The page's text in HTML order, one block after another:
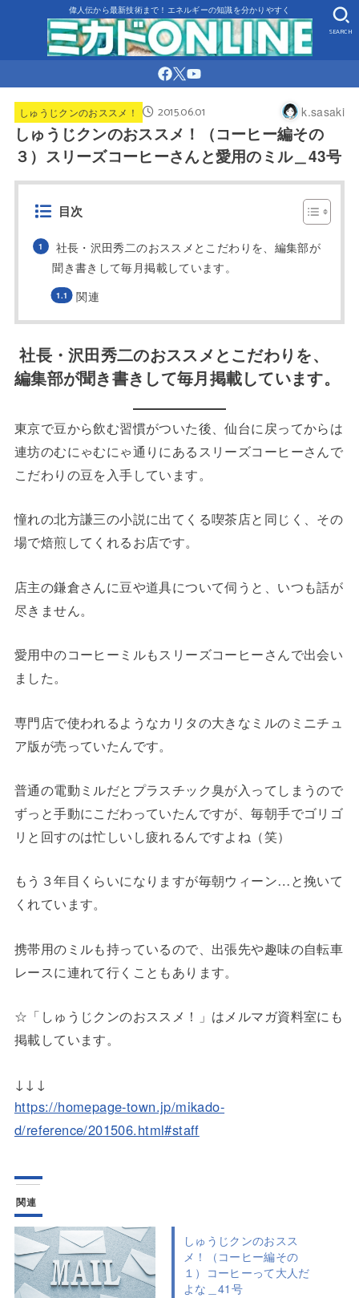
偉人伝から最新技術まで！エネルギーの知識を分かりやすく
SEARCH
しゅうじクンのおススメ！ 2015.06.01 k.sasaki
しゅうじクンのおススメ！（コーヒー編その
３）スリーズコーヒーさんと愛用のミル＿43号
目次
社長・沢田秀二のおススメとこだわりを、編集部が
聞き書きして毎月掲載しています。
関連
社長・沢田秀二のおススメとこだわりを、
編集部が聞き書きして毎月掲載しています。
東京で豆から飲む習慣がついた後、仙台に戻ってからは
連坊のむにゃむにゃ通りにあるスリーズコーヒーさんで
こだわりの豆を入手しています。
憧れの北方謙三の小説に出てくる喫茶店と同じく、その
場で焙煎してくれるお店です。
店主の鎌倉さんに豆や道具について伺うと、いつも話が
尽きません。
愛用中のコーヒーミルもスリーズコーヒーさんで出会い
ました。
専門店で使われるようなカリタの大きなミルのミニチュ
ア版が売っていたんです。
普通の電動ミルだとプラスチック臭が入ってしまうので
ずっと手動にこだわっていたんですが、毎朝手でゴリゴ
リと回すのは忙しいし疲れるんですよね（笑）
もう３年目くらいになりますが毎朝ウィーン…と挽いて
くれています。
携帯用のミルも持っているので、出張先や趣味の自転車
レースに連れて行くこともあります。
☆「しゅうじクンのおススメ！」はメルマガ資料室にも
掲載しています。
↓↓↓
https://homepage-town.jp/mikado-
d/reference/201506.html#staff
関連
しゅうじクンのおスス
メ！（コーヒー編その
１）コーヒーって大人だ
よな＿41号